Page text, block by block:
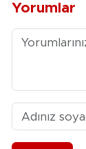
Yorumlar